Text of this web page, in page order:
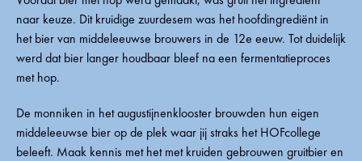
naar keuze. Dit kruidige zuurdesem was het hoofdingrediënt in
het bier van middeleeuwse brouwers in de 12e eeuw. Tot duidelijk
werd dat bier langer houdbaar bleef na een fermentatieproces
met hop.
De monniken in het augustijnenklooster brouwden hun eigen
middeleeuwse bier op de plek waar jij straks het HOFcollege
beleeft. Maak kennis met het met kruiden gebrouwen gruitbier en